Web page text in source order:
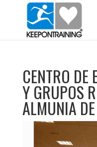
CENTRO DE
Y GRUPOS
ALMUNIA